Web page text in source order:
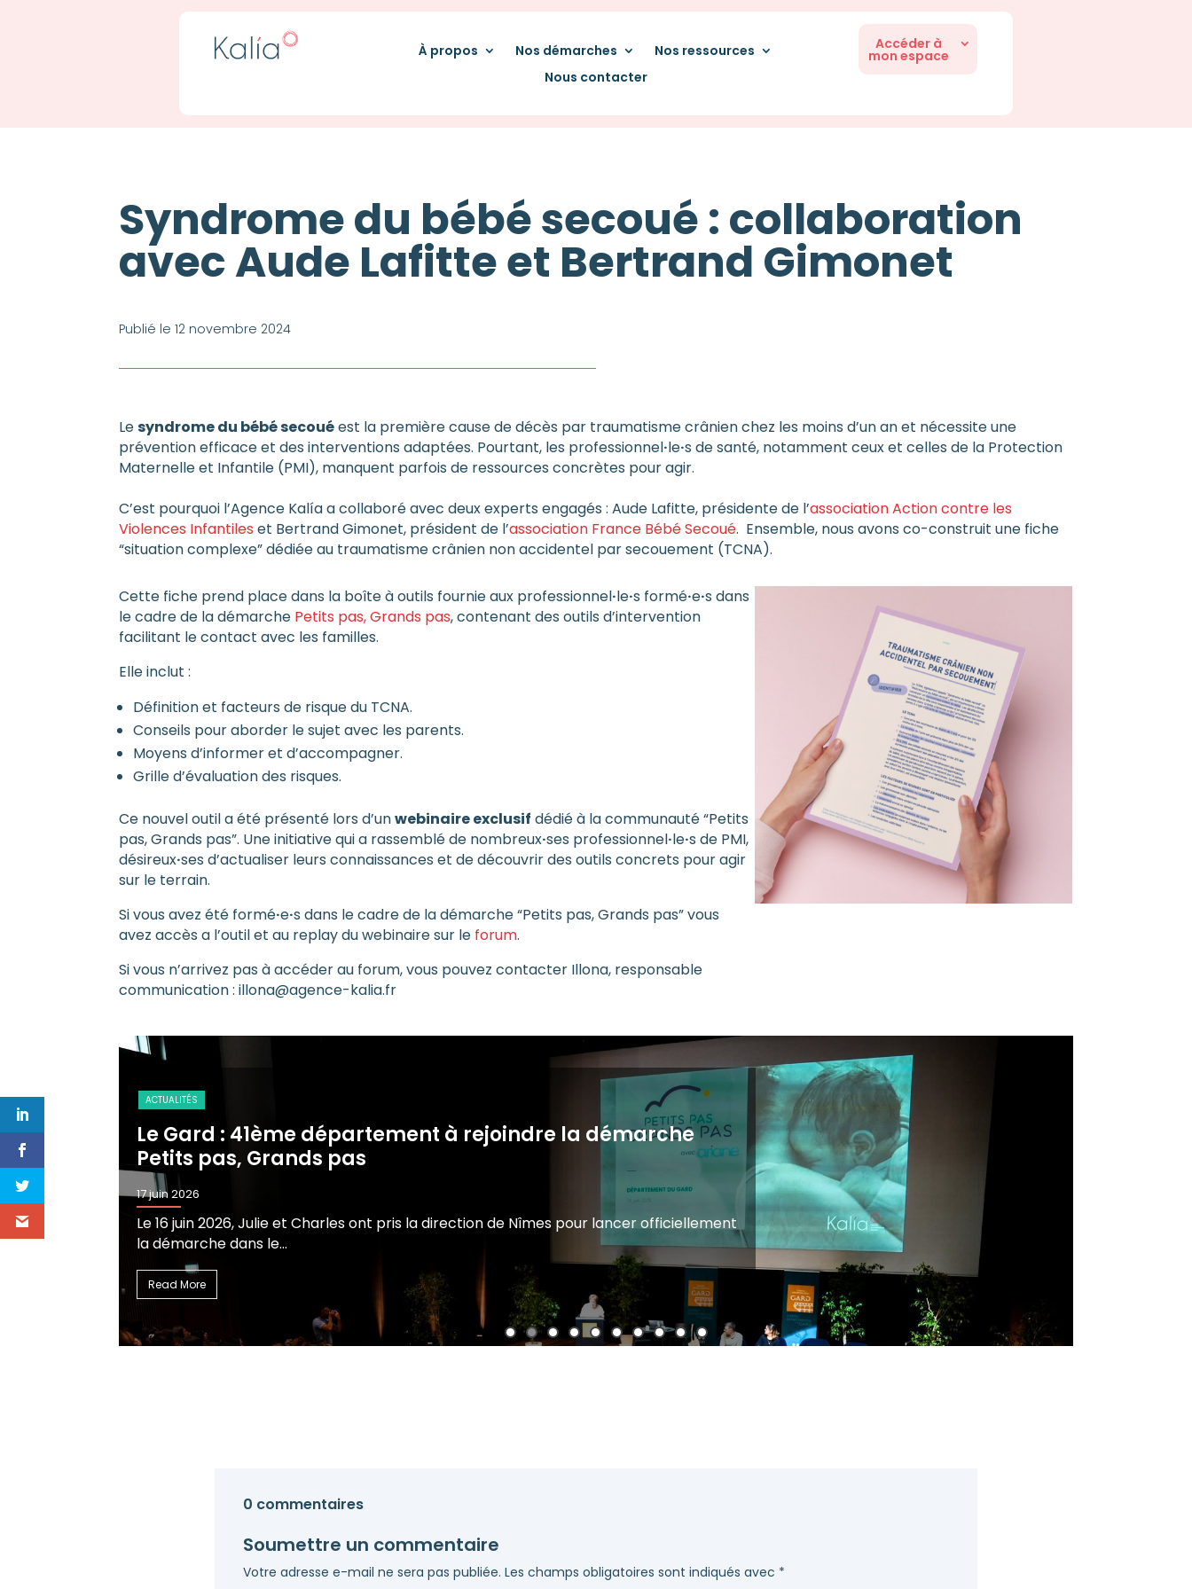
À propos Nos démarches
Nos ressources
Nous contacter
Accéder à
mon espace
Syndrome du bébé secoué : collaboration
avec Aude Lafitte et Bertrand Gimonet
Publié le 12 novembre 2024
Lesyndrome du bébé secouéest la première cause de décès par traumatisme crânien chez les moins d’un an et nécessite une
prévention efficace et des interventions adaptées. Pourtant, les professionnel·le·s de santé, notamment ceux et celles de la Protection
Maternelle et Infantile (PMI), manquent parfois de ressources concrètes pour agir.
C’est pourquoi l’Agence Kalía a collaboré avec deux experts engagés : Aude Lafitte, présidente de l’association Action contre les
Violences Infantiles et Bertrand Gimonet, président de l’association France Bébé Secoué. Ensemble, nous avons co-construit une fiche
“situation complexe” dédiée au traumatisme crânien non accidentel par secouement (TCNA).
Cette fiche prend place dans la boîte à outils fournie aux professionnel·le·s formé·e·s dans
le cadre de la démarche Petits pas, Grands pas, contenant des outils d’intervention
facilitant le contact avec les familles.
Elle inclut :
Définition et facteurs de risque du TCNA.
Conseils pour aborder le sujet avec les parents.
Moyens d’informer et d’accompagner.
Grille d’évaluation des risques.
Ce nouvel outil a été présenté lors d’unwebinaire exclusif dédié à la communauté “Petits
pas, Grands pas”. Une initiative qui a rassemblé de nombreux·ses professionnel·le·s de PMI,
désireux·ses d’actualiser leurs connaissances et de découvrir des outils concrets pour agir
sur le terrain.
Si vous avez été formé·e·s dans le cadre de la démarche “Petits pas, Grands pas” vous
avez accès a l’outil et au replay du webinaire sur le forum.
Si vous n’arrivez pas à accéder au forum, vous pouvez contacter Illona, responsable
communication : illona@agence-kalia.fr
: 41ème département à rejoindre la démarche
Grands pas
Julie et Charles ont pris la direction de Nîmes pour lancer officiellement
dans le…
PROTECTION MATERNELLE ET INFANTILE
Outiller les équipes de PMI :
15 juin 2026
Les équipes de Protection maternelle et
dans l’accompagnement des familles et la
Read More
0 commentaires
Soumettre un commentaire
Votre adresse e-mail ne sera pas publiée. Les champs obligatoires sont indiqués avec *